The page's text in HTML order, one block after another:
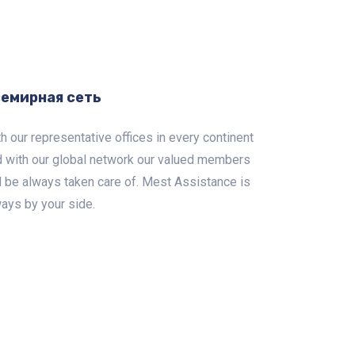
сеть
our representative offices in every continent
with our global network our valued members
be always taken care of. Mest Assistance is
by your side.